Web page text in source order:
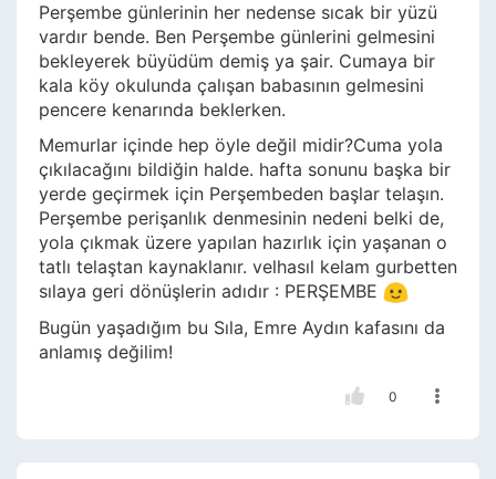
Perşembe günlerinin her nedense sıcak bir yüzü
vardır bende. Ben Perşembe günlerini gelmesini
bekleyerek büyüdüm demiş ya şair. Cumaya bir
kala köy okulunda çalışan babasının gelmesini
pencere kenarında beklerken.
Memurlar içinde hep öyle değil midir?Cuma yola
çıkılacağını bildiğin halde. hafta sonunu başka bir
yerde geçirmek için Perşembeden başlar telaşın.
Perşembe perişanlık denmesinin nedeni belki de,
yola çıkmak üzere yapılan hazırlık için yaşanan o
tatlı telaştan kaynaklanır. velhasıl kelam gurbetten
sılaya geri dönüşlerin adıdır : PERŞEMBE
Bugün yaşadığım bu Sıla, Emre Aydın kafasını da
anlamış değilim!
0